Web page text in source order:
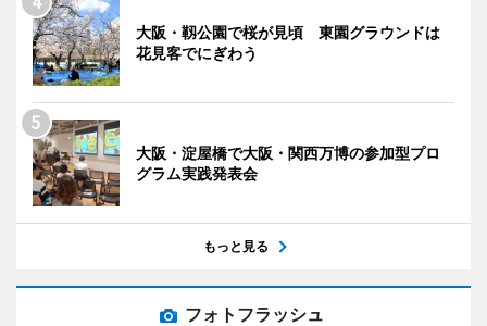
大阪・靱公園で桜が見頃 東園グラウンドは
花見客でにぎわう
大阪・淀屋橋で大阪・関西万博の参加型プロ
グラム実践発表会
もっと見る
フォトフラッシュ